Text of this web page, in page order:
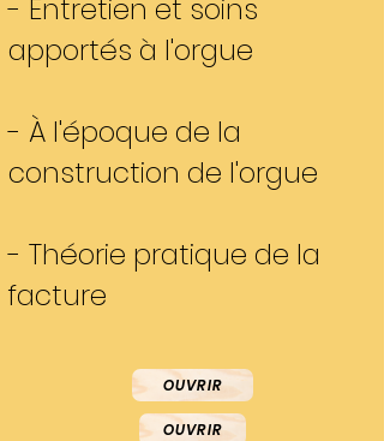
- Entretien et soins
apportés à l'orgue
- À l'époque de la
construction de l'orgue
- Théorie pratique de la
facture
OUVRIR
OUVRIR